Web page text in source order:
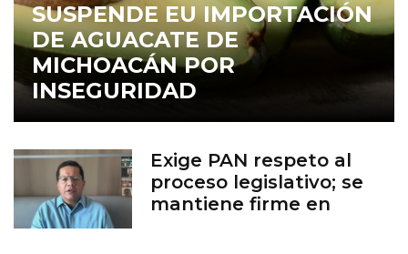
SUSPENDE EU IMPORTACIÓN
DE AGUACATE DE
MICHOACÁN POR
INSEGURIDAD
Exige PAN respeto al
proceso legislativo; se
mantiene firme en